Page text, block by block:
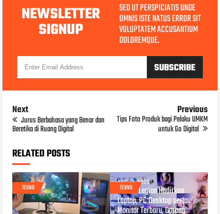
NEWSLETTER
SIGNUP
SED UT PERSPICIATIS UNDE
OMNIS ISTE NATUS ERROR SIT
VOLUPTATEM ACCUSANTIUM
DOLOREMQUE.
Next
Jurus Berbahasa yang Benar dan
Beretika di Ruang Digital
Previous
Tips Foto Produk bagi Pelaku UMKM
untuk Go Digital
RELATED POSTS
TEKNO TEKNO
AUG 12, 2025
Lenovo Legion Hadirkan
Laptop, PC Desktop serta
Monitor Terbaru, Dorong